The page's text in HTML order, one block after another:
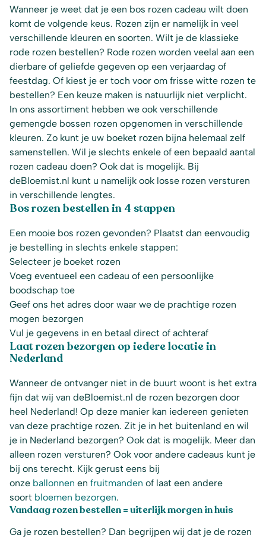
Wanneer je weet dat je een bos rozen cadeau wilt doen
komt de volgende keus. Rozen zijn er namelijk in veel
verschillende kleuren en soorten. Wilt je de klassieke
rode rozen bestellen? Rode rozen worden veelal aan een
dierbare of geliefde gegeven op een verjaardag of
feestdag. Of kiest je er toch voor om frisse witte rozen te
bestellen? Een keuze maken is natuurlijk niet verplicht.
In ons assortiment hebben we ook verschillende
gemengde bossen rozen opgenomen in verschillende
kleuren. Zo kunt je uw boeket rozen bijna helemaal zelf
samenstellen. Wil je slechts enkele of een bepaald aantal
rozen cadeau doen? Ook dat is mogelijk. Bij
deBloemist.nl kunt u namelijk ook losse rozen versturen
in verschillende lengtes.
Bos rozen bestellen in 4 stappen
Een mooie bos rozen gevonden? Plaatst dan eenvoudig
je bestelling in slechts enkele stappen:
Selecteer je boeket rozen
Voeg eventueel een cadeau of een persoonlijke
boodschap toe
Geef ons het adres door waar we de prachtige rozen
mogen bezorgen
Vul je gegevens in en betaal direct of achteraf
Laat rozen bezorgen op iedere locatie in
Nederland
Wanneer de ontvanger niet in de buurt woont is het extra
fijn dat wij van deBloemist.nl de rozen bezorgen door
heel Nederland! Op deze manier kan iedereen genieten
van deze prachtige rozen. Zit je in het buitenland en wil
je in Nederland bezorgen? Ook dat is mogelijk. Meer dan
alleen rozen versturen? Ook voor andere cadeaus kunt je
bij ons terecht. Kijk gerust eens bij
onze ballonnen en fruitmanden of laat een andere
soort bloemen bezorgen.
Vandaag rozen bestellen = uiterlijk morgen in huis
Ga je rozen bestellen? Dan begrijpen wij dat je de rozen